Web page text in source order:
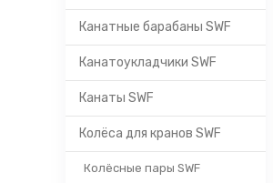
Канатные барабаны SWF
Канатоукладчики SWF
Канаты SWF
Колёса для кранов SWF
Колёсные пары SWF